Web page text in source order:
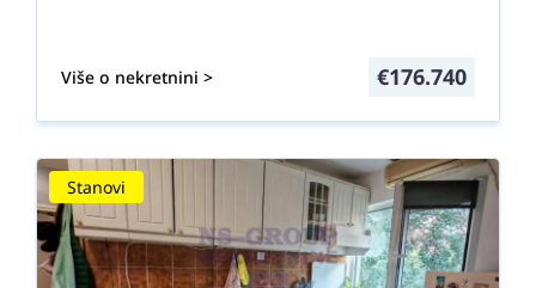
Više o nekretnini > €176.740
Stanovi